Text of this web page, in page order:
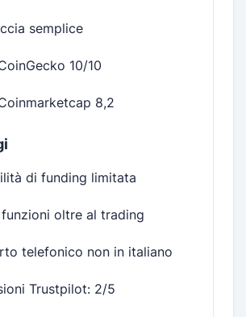
semplice
10/10
8,2
di funding limitata
funzioni oltre al trading
telefonico non in italiano
Trustpilot: 2/5